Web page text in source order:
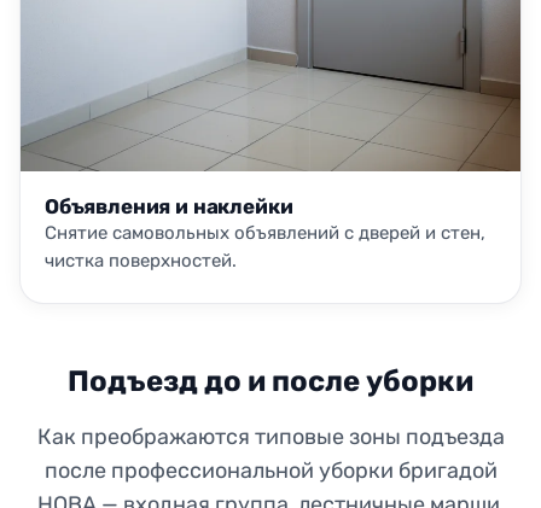
Объявления и наклейки
Снятие самовольных объявлений с дверей и стен,
чистка поверхностей.
Подъезд до и после уборки
Как преображаются типовые зоны подъезда
после профессиональной уборки бригадой